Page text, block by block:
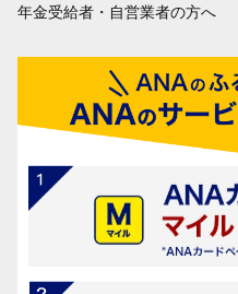
年金受給者・自営業者の方へ